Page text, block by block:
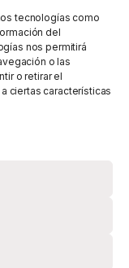
tecnologías como
del
nos permitirá
o las
o retirar el
ciertas características